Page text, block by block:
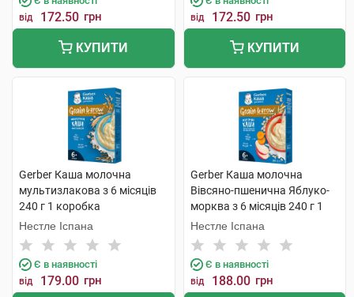
від 172.50 грн
КУПИТИ
від 172.50 грн
КУПИТИ
Gerber Каша молочна
мультизлакова з 6 місяців
240 г 1 коробка
Нестле Іспана
Є в наявності
від 179.00 грн
Gerber Каша молочна
Вівсяно-пшенична Яблуко-
морква з 6 місяців 240 г 1
коробка
Нестле Іспана
Є в наявності
від 188.00 грн